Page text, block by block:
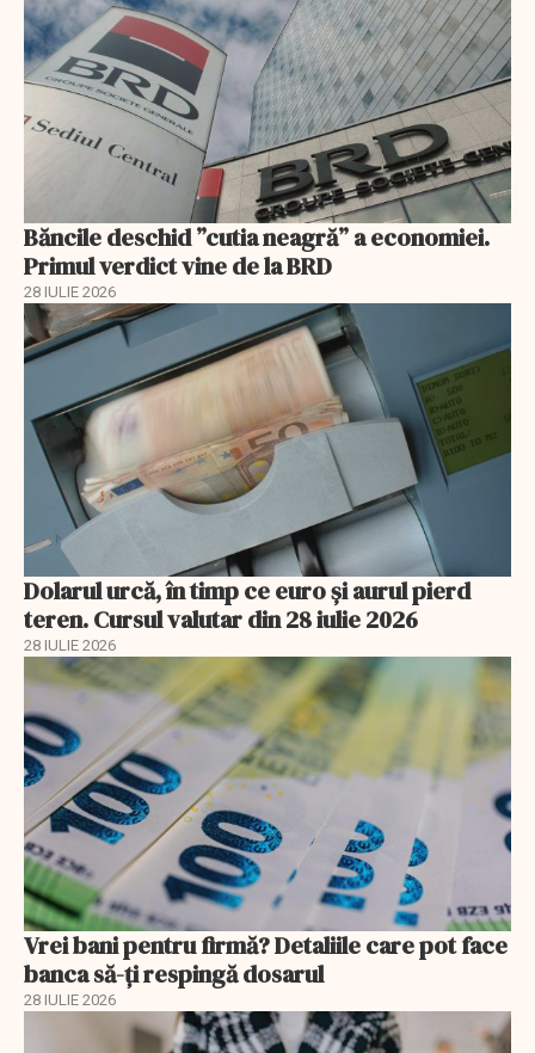
Băncile deschid ”cutia neagră” a economiei.
Primul verdict vine de la BRD
28 IULIE 2026
Dolarul urcă, în timp ce euro și aurul pierd
teren. Cursul valutar din 28 iulie 2026
28 IULIE 2026
Vrei bani pentru firmă? Detaliile care pot face
banca să-ți respingă dosarul
28 IULIE 2026